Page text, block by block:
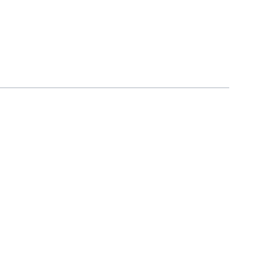
straight to carousel navigation using the skip links.